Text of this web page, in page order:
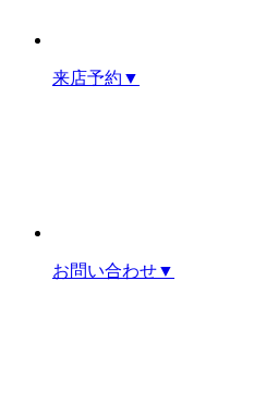
来店予約 ▼
お問い合わせ▼